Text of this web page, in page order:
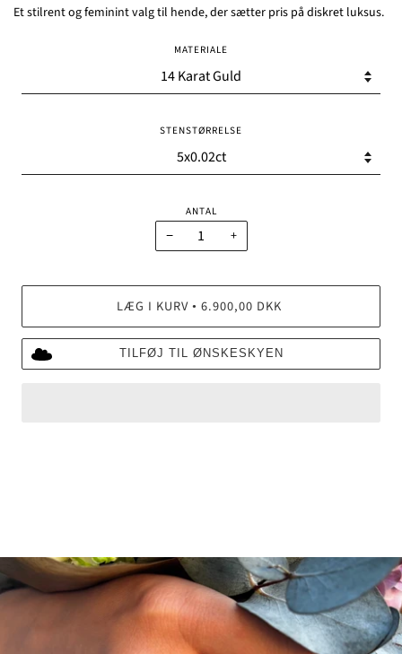
Et stilrent og feminint valg til hende, der sætter pris på diskret luksus.
MATERIALE
STENSTØRRELSE
ANTAL
− +
LÆG I KURV • 6.900,00 DKK
TILFØJ TIL ØNSKESKYEN